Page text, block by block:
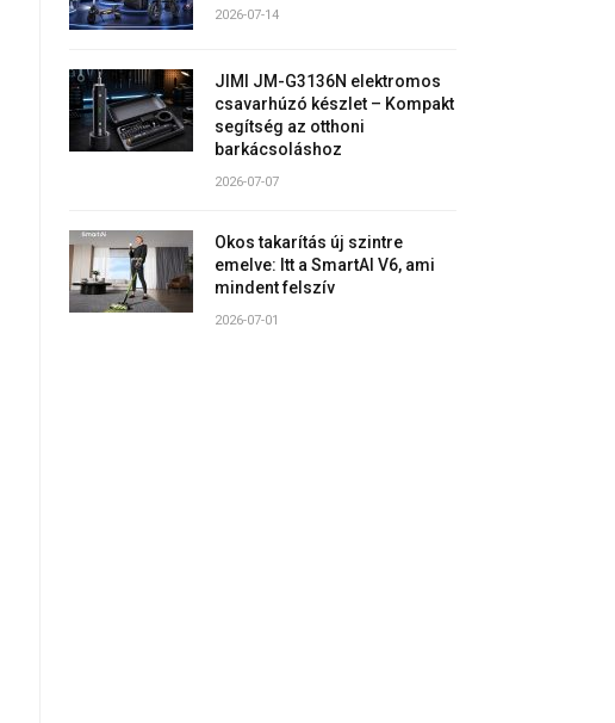
2026-07-14
JIMI JM-G3136N elektromos
csavarhúzó készlet – Kompakt
segítség az otthoni
barkácsoláshoz
2026-07-07
Okos takarítás új szintre
emelve: Itt a SmartAI V6, ami
mindent felszív
2026-07-01